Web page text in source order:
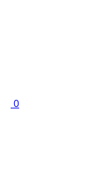
0